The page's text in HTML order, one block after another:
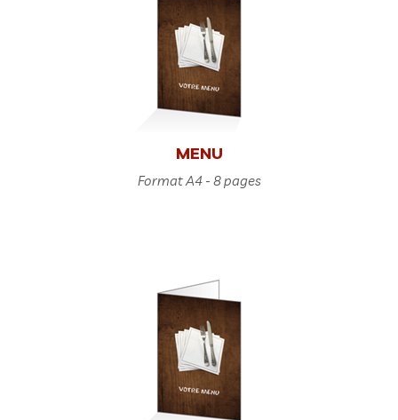
MENU
Format A4 - 8 pages